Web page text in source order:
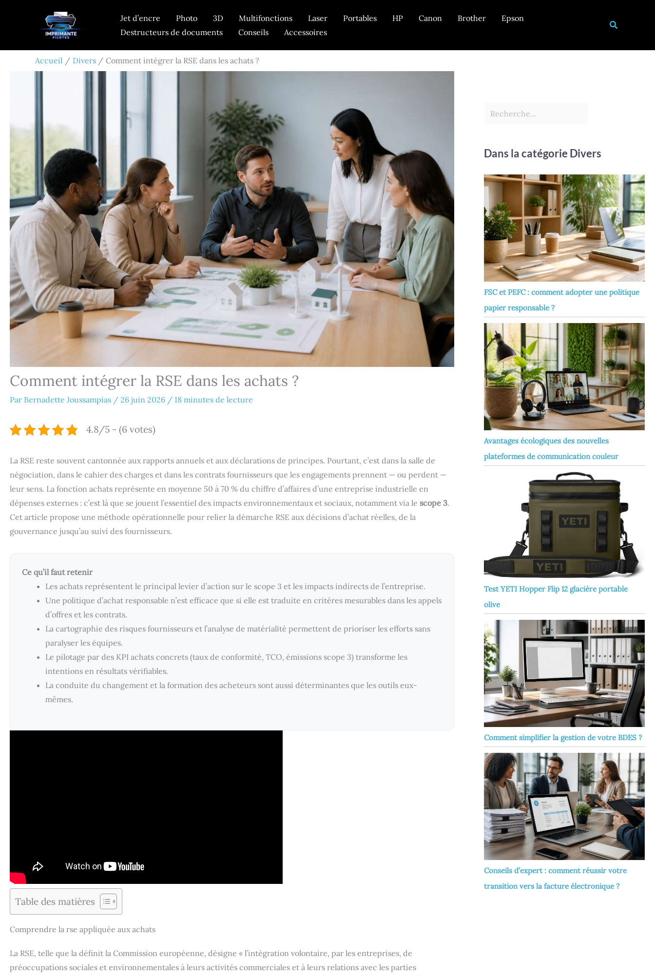
Jet d’encre Photo 3D Multifonctions Laser Portables HP Canon Brother
Epson
Destructeurs de documents
Conseils Accessoires
Accueil Divers Comment intégrer la RSE dans les achats ?
Comment intégrer la RSE dans les achats ?
Par Bernadette Joussampias / 26 juin 2026 / 18 minutes de lecture
4.8/5 - (6 votes)
La RSE reste souvent cantonnée aux rapports annuels et aux déclarations de principes. Pourtant, c’est dans la salle de
négociation, dans le cahier des charges et dans les contrats fournisseurs que les engagements prennent — ou perdent —
leur sens. La fonction achats représente en moyenne 50 à 70 % du chiffre d’affaires d’une entreprise industrielle en
dépenses externes : c’est là que se jouent l’essentiel des impacts environnementaux et sociaux, notamment via le scope 3.
Cet article propose une méthode opérationnelle pour relier la démarche RSE aux décisions d’achat réelles, de la
gouvernance jusqu’au suivi des fournisseurs.
Ce qu’il faut retenir
Les achats représentent le principal levier d’action sur le scope 3 et les impacts indirects de l’entreprise.
Une politique d’achat responsable n’est efficace que si elle est traduite en critères mesurables dans les appels
d’offres et les contrats.
La cartographie des risques fournisseurs et l’analyse de matérialité permettent de prioriser les efforts sans
paralyser les équipes.
Le pilotage par des KPI achats concrets (taux de conformité, TCO, émissions scope 3) transforme les
intentions en résultats vérifiables.
La conduite du changement et la formation des acheteurs sont aussi déterminantes que les outils eux-
mêmes.
Table des matières
Comprendre la rse appliquée aux achats
La RSE, telle que la définit la Commission européenne, désigne « l’intégration volontaire, par les entreprises, de
préoccupations sociales et environnementales à leurs activités commerciales et à leurs relations avec les parties
Dans la catégorie Divers
FSC et PEFC : comment adopter une politique
papier responsable ?
Avantages écologiques des nouvelles
plateformes de communication couleur
Test YETI Hopper Flip 12 glacière portable
olive
Comment simplifier la gestion de votre BDES ?
Conseils d’expert : comment réussir votre
transition vers la facture électronique ?